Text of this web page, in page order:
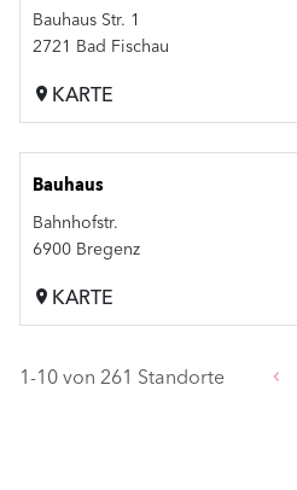
Bauhaus Str. 1
2721 Bad Fischau
KARTE
Bauhaus
Bahnhofstr.
6900 Bregenz
KARTE
1-10 von 261 Standorte